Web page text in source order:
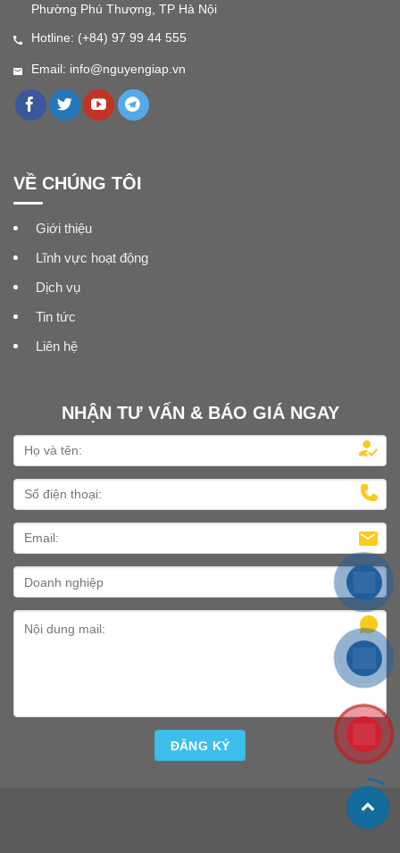
Phường Phú Thượng, TP Hà Nội
Hotline: (+84) 97 99 44 555
Email: info@nguyengiap.vn
VỀ CHÚNG TÔI
Giới thiệu
Lĩnh vực hoạt động
Dịch vụ
Tin tức
Liên hệ
NHẬN TƯ VẤN & BÁO GIÁ NGAY